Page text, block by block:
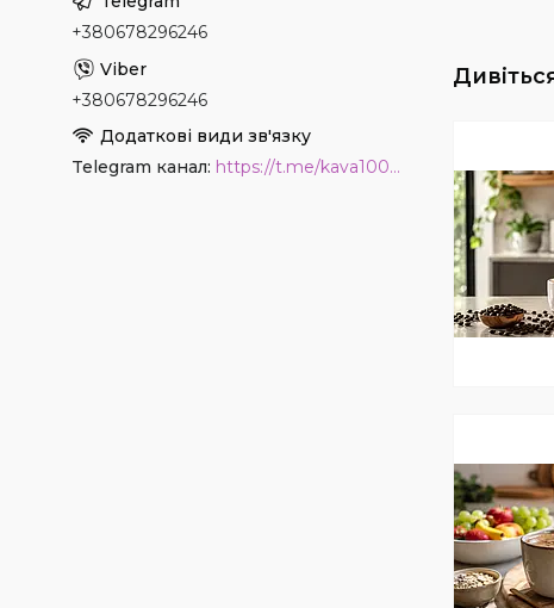
+380678296246
+380678296246
Telegram канал https://t.me/kava1001coffee